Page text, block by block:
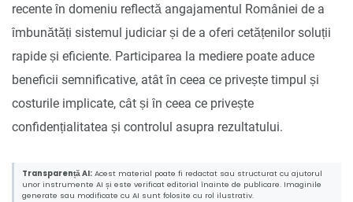
recente în domeniu reflectă angajamentul României de a
îmbunătăți sistemul judiciar și de a oferi cetățenilor soluții
rapide și eficiente. Participarea la mediere poate aduce
beneficii semnificative, atât în ceea ce privește timpul și
costurile implicate, cât și în ceea ce privește
confidențialitatea și controlul asupra rezultatului.
Transparență AI: Acest material poate fi redactat sau structurat cu ajutorul
unor instrumente AI și este verificat editorial înainte de publicare. Imaginile
generate sau modificate cu AI sunt folosite cu rol ilustrativ.